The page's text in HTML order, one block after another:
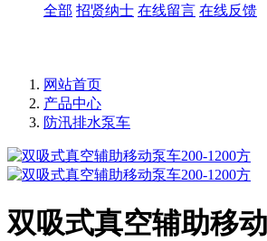
全部 招贤纳士 在线留言 在线反馈
网站首页
产品中心
防汛排水泵车
双吸式真空辅助移